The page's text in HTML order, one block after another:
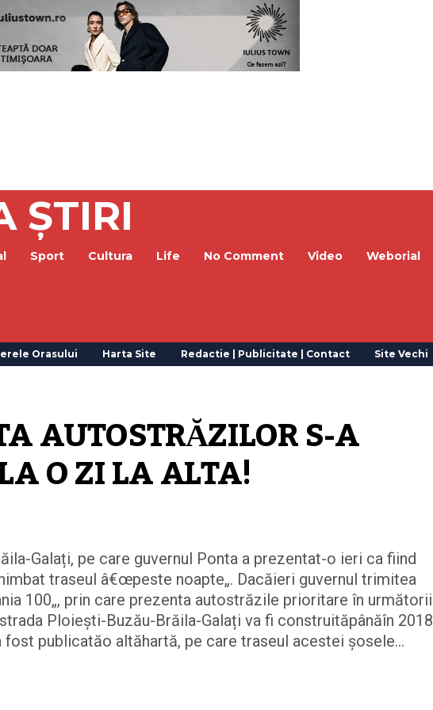
ȘTIRI
Sport Cultura Life No Comment Video
Weborial
Orasului Harta Site Redactie | Publicitate | Contact Site Vechi
AUTOSTRĂZILOR S-A
O ZI LA ALTA!
Galați, pe care guvernul Ponta a prezentat-o ieri ca fiind
traseul â€œpeste noapte„. Dacăieri guvernul trimitea
100„, prin care prezenta autostrăzile prioritare în următorii
Ploiești-Buzău-Brăila-Galați va fi construităpânăîn
publicatăo altăhartă, pe care traseul acestei șosele...